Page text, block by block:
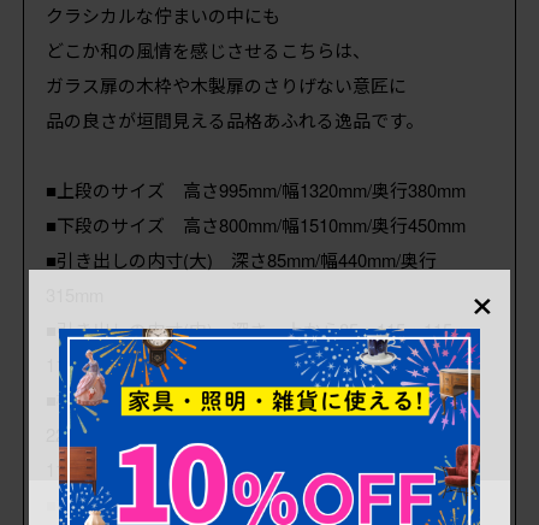
クラシカルな佇まいの中にも
どこか和の風情を感じさせるこちらは、
ガラス扉の木枠や木製扉のさりげない意匠に
品の良さが垣間見える品格あふれる逸品です。
■上段のサイズ 高さ995mm/幅1320mm/奥行380mm
■下段のサイズ 高さ800mm/幅1510mm/奥行450mm
■引き出しの内寸(大) 深さ85mm/幅440mm/奥行
■引き出しの内寸(中) 深さ 上から85・115・115・
115mm/幅370mm/奥行320mm
■棚の高さ (上) 上から
225mm/195mm/190mm/230mm/(下) 上から
115mm/330mm
■棚幅 (上) 左右各600mm/(下) 左右各465mm
×